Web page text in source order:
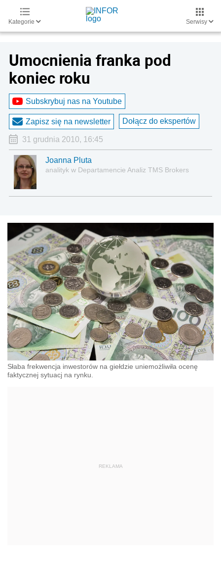
Kategorie Serwisy
Umocnienia franka pod
koniec roku
Subskrybuj nas na Youtube
Zapisz się na newsletter Dołącz do ekspertów
31 grudnia 2010, 16:45
Joanna Pluta
analityk w Departamencie Analiz TMS Brokers
Słaba frekwencja inwestorów na giełdzie uniemożliwiła ocenę
faktycznej sytuacj na rynku.